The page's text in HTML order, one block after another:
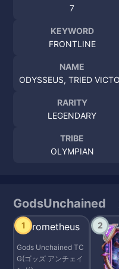
7
KEYWORD
FRONTLINE
NAME
ODYSSEUS, TRIED
RARITY
LEGENDARY
TRIBE
OLYMPIAN
GodsUnchained
1
Gods Unchained TC
G(ゴッズ アンチェイ
2